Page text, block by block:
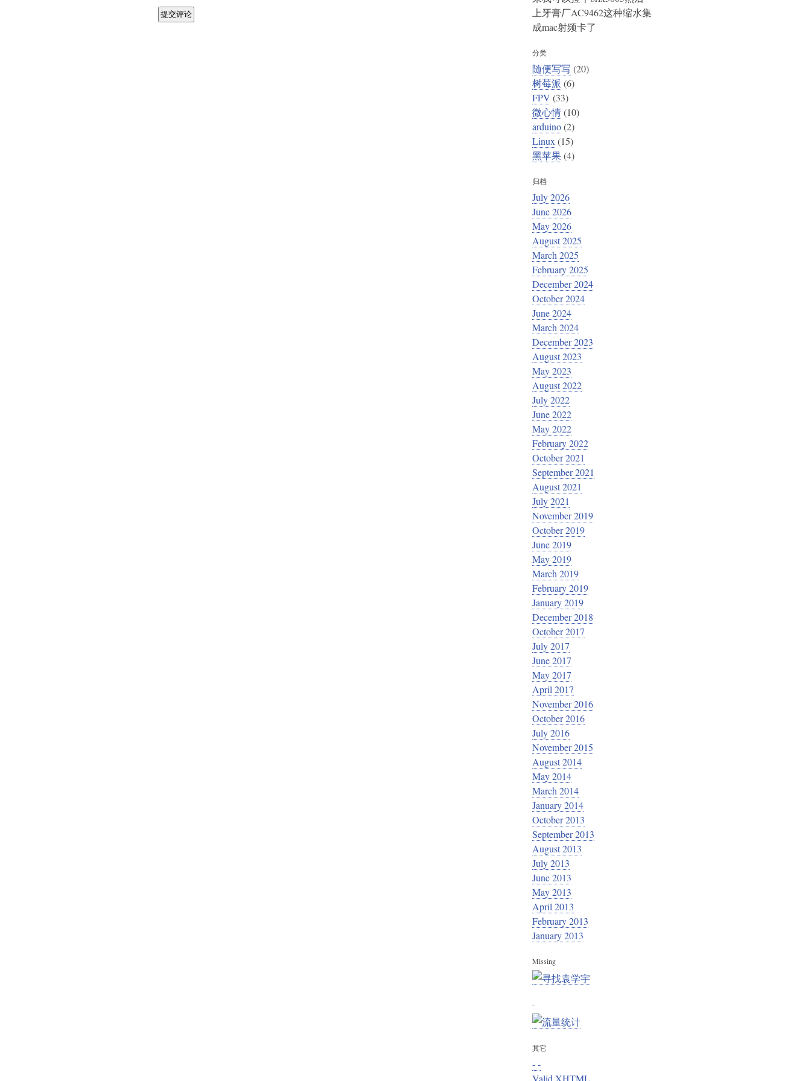
上牙膏厂AC9462这种缩水集
成mac射频卡了
分类
随便写写 (20)
树莓派 (6)
FPV (33)
微心情(10)
arduino(2)
Linux (15)
黑苹果(4)
归档
July 2026
June 2026
May 2026
August 2025
March 2025
February 2025
December 2024
October 2024
June 2024
March 2024
December 2023
August 2023
May 2023
August 2022
July 2022
June 2022
May 2022
February 2022
October 2021
September 2021
August 2021
July 2021
November 2019
October 2019
June 2019
May 2019
March 2019
February 2019
January 2019
December 2018
October 2017
July 2017
June 2017
May 2017
April 2017
November 2016
October 2016
July 2016
November 2015
August 2014
May 2014
March 2014
January 2014
October 2013
September 2013
August 2013
July 2013
June 2013
May 2013
April 2013
February 2013
January 2013
Missing
-
其它
- -
Valid XHTML